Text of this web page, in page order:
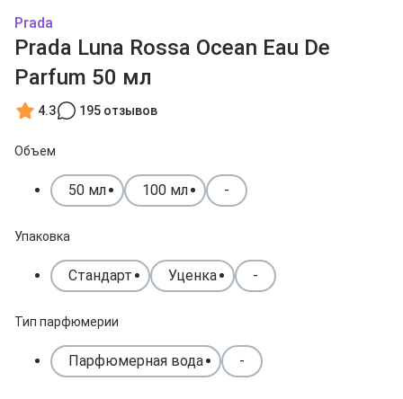
Prada
Prada Luna Rossa Ocean Eau De
Parfum 50 мл
4.3 195 отзывов
Объем
50 мл 100 мл -
Упаковка
Стандарт Уценка -
Тип парфюмерии
Парфюмерная вода -